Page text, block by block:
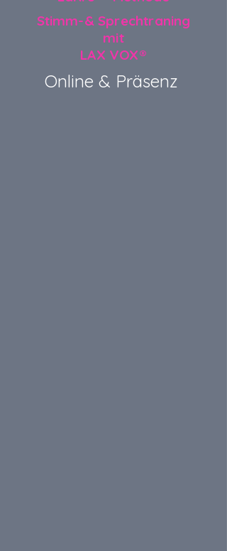
Stimm-& Sprechtraning
mit
LAX VOX®
Online & Präsenz